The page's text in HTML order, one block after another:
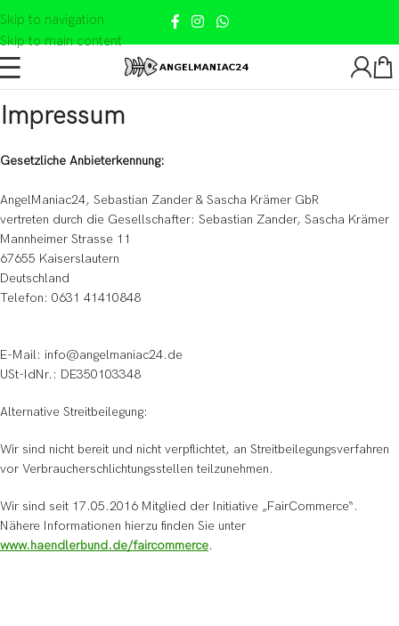
Skip to navigation
Skip to main content
Impressum
Gesetzliche Anbieterkennung:
AngelManiac24, Sebastian Zander & Sascha Krämer GbR
vertreten durch die Gesellschafter: Sebastian Zander, Sascha Krämer
Mannheimer Strasse 11
67655 Kaiserslautern
Deutschland
Telefon: 0631 41410848
E-Mail: info@angelmaniac24.de
USt-IdNr.: DE350103348
Alternative Streitbeilegung:
Wir sind nicht bereit und nicht verpflichtet, an Streitbeilegungsverfahren
vor Verbraucherschlichtungsstellen teilzunehmen.
Wir sind seit 17.05.2016 Mitglied der Initiative „FairCommerce“.
Nähere Informationen hierzu finden Sie unter
www.haendlerbund.de/faircommerce.